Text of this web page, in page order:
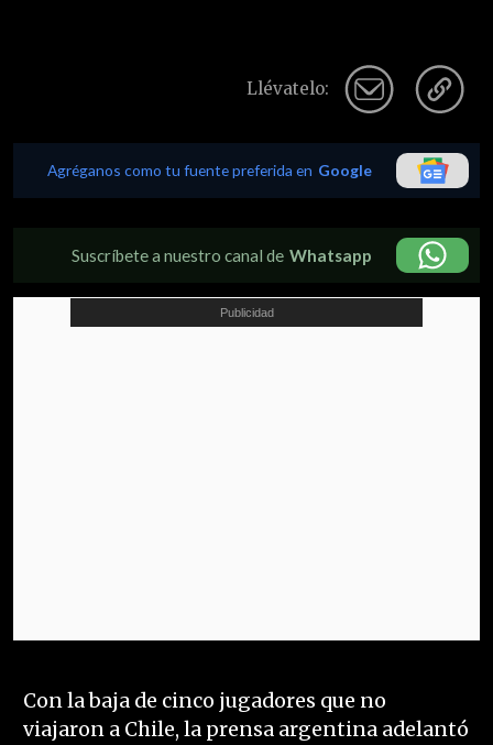
Llévatelo:
Agréganos como tu fuente preferida en Google
Suscríbete a nuestro canal de Whatsapp
Con la baja de cinco jugadores que no
viajaron a Chile, la prensa argentina adelantó